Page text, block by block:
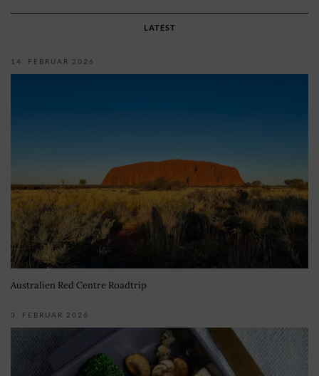
LATEST
14. FEBRUAR 2026
Australien Red Centre Roadtrip
3. FEBRUAR 2026